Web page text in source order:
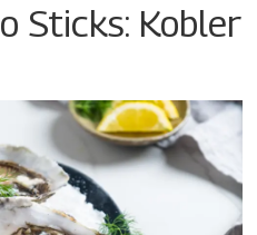
Sticks: Kobler